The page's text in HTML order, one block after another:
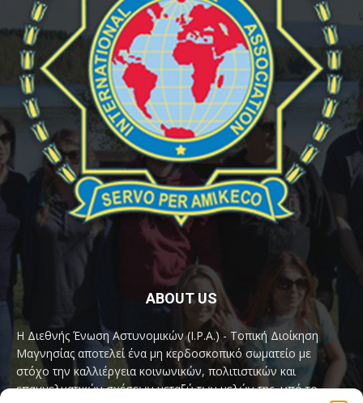
ABOUT US
Η Διεθνής Ένωση Αστυνομικών (I.P.A.) - Τοπική Διοίκηση
Μαγνησίας αποτελεί ένα μη κερδοσκοπικό σωματείο με
στόχο την καλλιέργεια κοινωνικών, πολιτιστικών και
επαγγελματικών σχέσεων μεταξύ των μελών της, υπό το